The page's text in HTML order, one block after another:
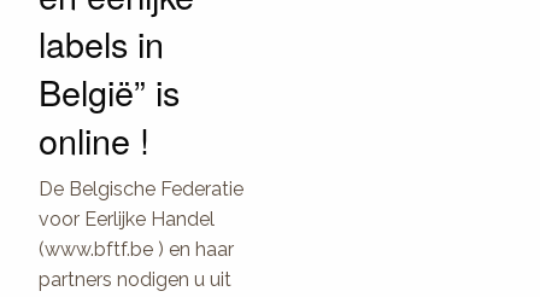
labels in
België” is
online !
De Belgische Federatie
voor Eerlijke Handel
(www.bftf.be ) en haar
partners nodigen u uit